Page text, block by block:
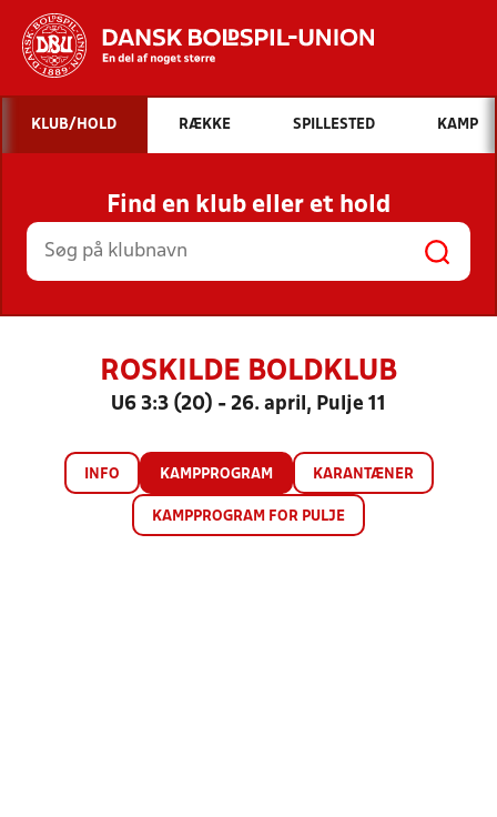
Hvad vil du søge efter?
INDHOLD OG NYHEDER
STILLINGER, RESULTATER, KLUBBER OG
HOLD
KLUB/HOLD RÆKKE SPILLESTED KAMP
Find en klub eller et hold
ROSKILDE BOLDKLUB
U6 3:3 (20) - 26. april, Pulje 11
INFO KAMPPROGRAM KARANTÆNER
KAMPPROGRAM FOR PULJE